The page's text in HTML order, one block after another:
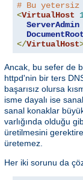
# Bu yetersiz
<VirtualHost
ServerAdmin
DocumentRoot
</VirtualHost
Ancak, bu sefer de
httpd'nin bir ters
başarısız olursa
isme dayalı ise
sanal konaklar
varlığında olduğu
üretilmesini
üretemez.
Her iki sorunu da